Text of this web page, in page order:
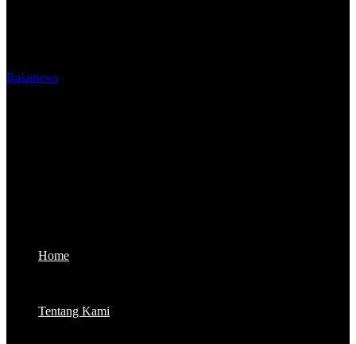
Balainews
Home
Tentang Kami